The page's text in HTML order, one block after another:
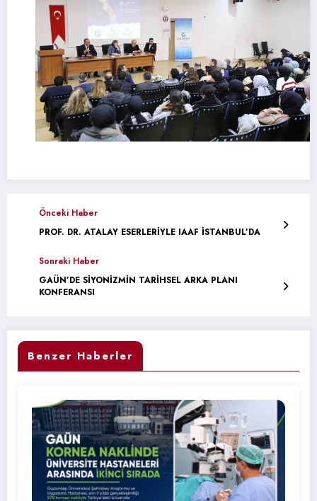
Önceki Haber
PROF. DR. ATALAY ESERLERİYLE IAAF İSTANBUL’DA
Sonraki Haber
GAÜN’DE SİYONİZMİN TARİHSEL ARKA PLANI
KONFERANSI
Benzer Haberler